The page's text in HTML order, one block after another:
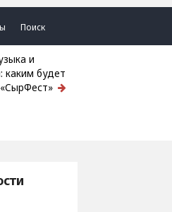
Поиск
каким будет